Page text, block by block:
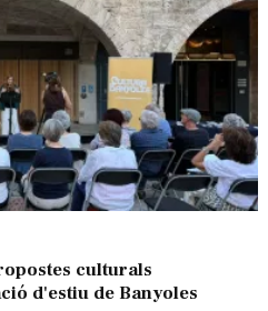
culturals
d'estiu de Banyoles